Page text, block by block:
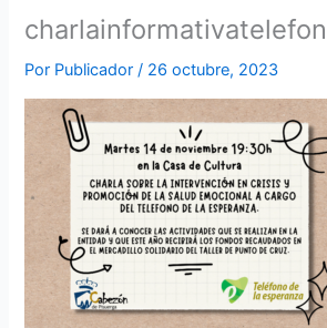
Por Publicador/ 26 octubre, 2023